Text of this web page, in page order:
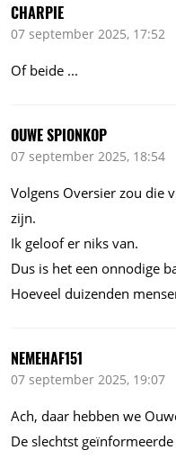
CHARPIE
07 september 2025, 17:52
Of beide ...
OUWE SPIONKOP
07 september 2025, 18:54
Volgens Oversier zou die
zijn.
Ik geloof er niks van.
Dus is het een onnodige
Hoeveel duizenden
NEMEHAF151
07 september 2025, 19:07
Ach, daar hebben we
De slechtst